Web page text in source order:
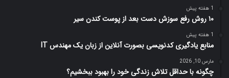
1 هفته پیش
۱۰ روش رفع سوزش دست بعد از پوست کندن سیر
1 هفته پیش
منابع یادگیری کدنویسی بصورت آنلاین از زبان یک مهندس IT
مارس 10, 2026
چگونه با حداقل تلاش زندگی خود را بهبود ببخشیم؟